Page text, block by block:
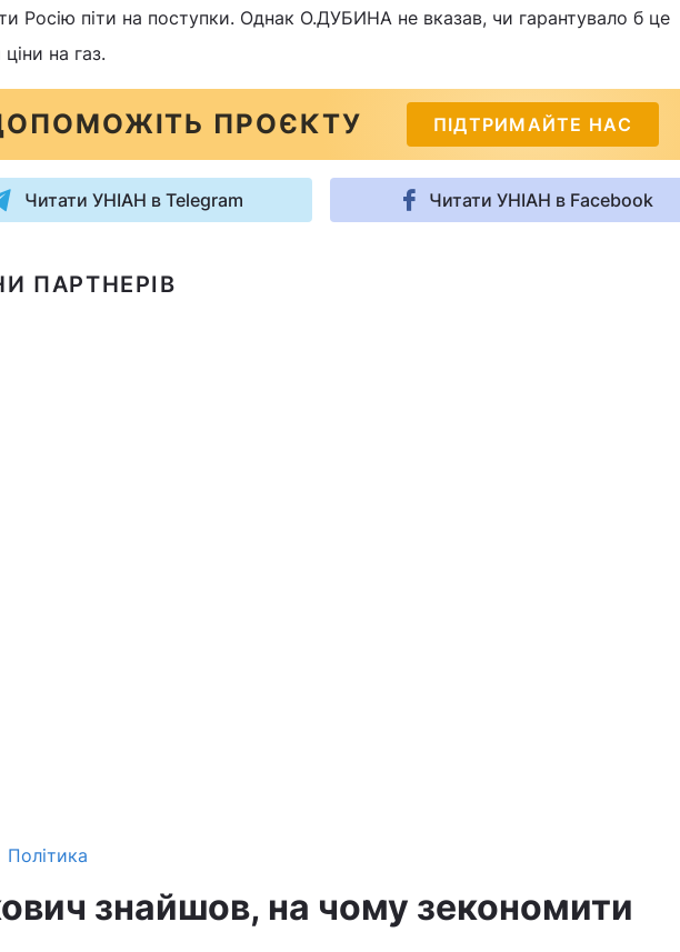
Росію піти на поступки. Однак О.ДУБИНА не вказав, чи гарантувало б це
на газ.
ПРОЄКТУ ПІДТРИМАЙТЕ НАС
Читати УНІАН в Telegram Читати УНІАН в Facebook
ПАРТНЕРІВ
Політика
знайшов, на чому зекономити